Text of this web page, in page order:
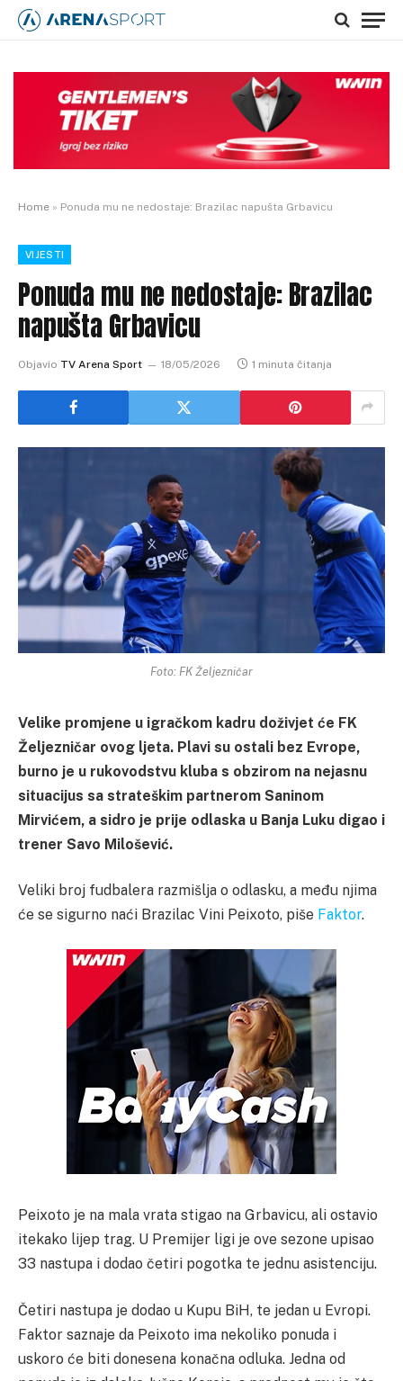
Home » Ponuda mu ne nedostaje: Brazilac napušta Grbavicu
VIJESTI
Ponuda mu ne nedostaje: Brazilac
napušta Grbavicu
Objavio TV Arena Sport 18/05/2026 1 minuta čitanja
Foto: FK Željezničar
Velike promjene u igračkom kadru doživjet će FK
Željezničar ovog ljeta. Plavi su ostali bez Evrope,
burno je u rukovodstvu kluba s obzirom na nejasnu
situacijus sa strateškim partnerom Saninom
Mirvićem, a sidro je prije odlaska u Banja Luku digao i
trener Savo Milošević.
Veliki broj fudbalera razmišlja o odlasku, a među njima
će se sigurno naći Brazilac Vini Peixoto, piše Faktor.
Peixoto je na mala vrata stigao na Grbavicu, ali ostavio
itekako lijep trag. U Premijer ligi je ove sezone upisao
33 nastupa i dodao četiri pogotka te jednu asistenciju.
Četiri nastupa je dodao u Kupu BiH, te jedan u Evropi.
Faktor saznaje da Peixoto ima nekoliko ponuda i
uskoro će biti donesena konačna odluka. Jedna od